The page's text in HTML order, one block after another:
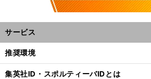
サービス
推奨環境
集英社ID・スポルティーバIDとは